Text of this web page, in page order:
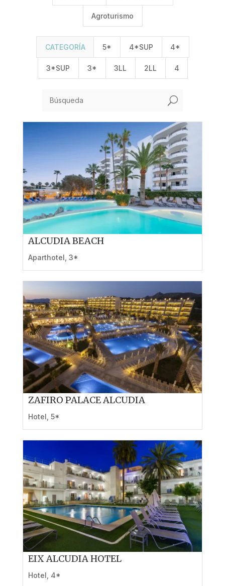
Agroturismo
CATEGORÍA 5* 4*SUP 4*
3*SUP 3* 3LL 2LL 4
U
ALCUDIA BEACH
Aparthotel 3*
ZAFIRO PALACE ALCUDIA
Hotel 5*
EIX ALCUDIA HOTEL
Hotel 4*